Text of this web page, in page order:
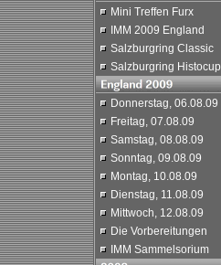
Mini Treffen Furx
IMM 2009 England
Salzburgring Classic
Salzburgring Histocup
Donnerstag, 06.08.09
Freitag, 07.08.09
Samstag, 08.08.09
Sonntag, 09.08.09
Montag, 10.08.09
Dienstag, 11.08.09
Mittwoch, 12.08.09
Die Vorbereitungen
IMM Sammelsorium